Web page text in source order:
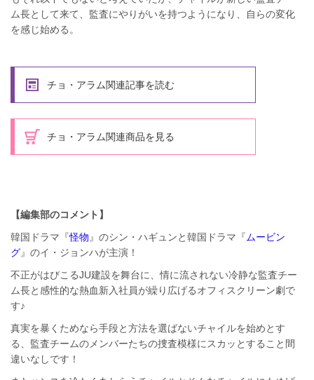
ム長として来て、監査にやりがいを持つようになり、自らの変化
を感じ始める。
チョ・アラム関連記事を読む
チョ・アラム関連商品を見る
【編集部のコメント】
韓国ドラマ『怪物 』のシン・ハギュンと韓国ドラマ『ムービン
グ』のイ・ジョンハが主演！
不正がはびこるJU建設を舞台に、情に流されない冷静な監査チー
ム長と感性的な熱血新入社員が繰り広げるオフィスクリーン劇で
す♪
真実を暴くためなら手段と方法を選ばないチャイルを始めとす
る、監査チームのメンバーたちの捜査模様にスカッとすること間
違いなしです！